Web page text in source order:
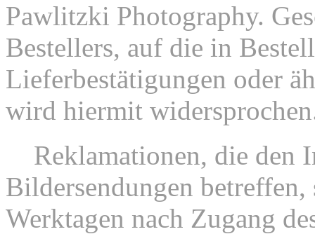
Pawlitzki Photography.
Bestellers, auf die in
Lieferbestätigungen oder
wird hiermit
Reklamationen, die den
Bildersendungen
Werktagen nach Zugang